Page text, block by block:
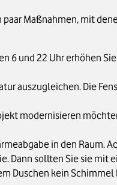
Maßnahmen, mit
6 und 22 Uhr erhöhen
auszugleichen. Die
modernisieren
in den Raum.
Dann sollten Sie sie
Duschen kein